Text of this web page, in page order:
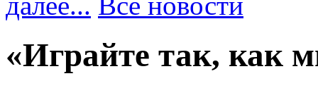
«Играйте так, как